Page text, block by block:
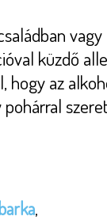
küzdő
hogy az
,